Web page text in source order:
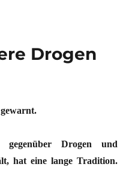
Drogen
gegenüber Drogen und
hat eine lange Tradition.